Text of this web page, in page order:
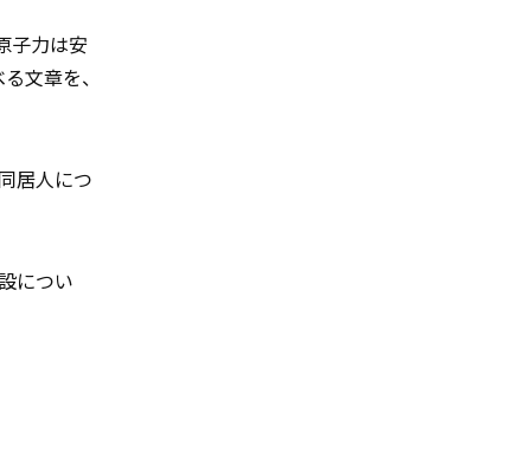
子力は安
文章を、
居人につ
につい